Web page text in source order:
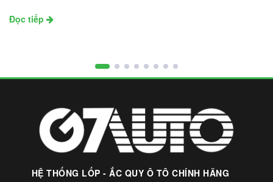
Đọc tiếp
HỆ THỐNG LỐP - ẮC QUY Ô TÔ CHÍNH HÃNG